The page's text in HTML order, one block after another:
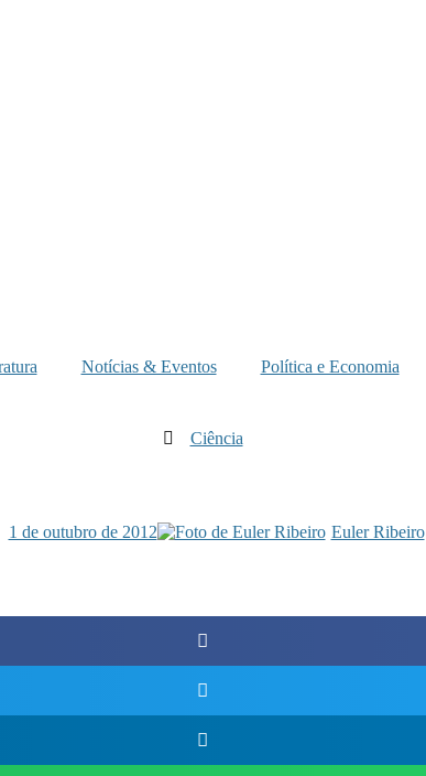
Notícias & Eventos Política e Economia
Ciência
1 de outubro de 2012 Euler Ribeiro